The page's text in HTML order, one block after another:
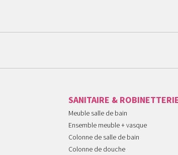
SANITAIRE &
Meuble salle de bain
Ensemble meuble + vasque
Colonne de salle de bain
Colonne de douche